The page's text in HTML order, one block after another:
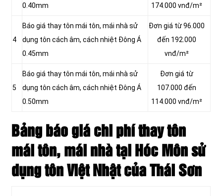
0.40mm
174.000 vnđ/m²
4
Báo giá thay tôn mái tôn, mái nhà sử
dụng tôn cách âm, cách nhiệt Đông Á
0.45mm
Đơn giá từ 96.000
đến 192.000
vnđ/m²
5
Báo giá thay tôn mái tôn, mái nhà sử
dụng tôn cách âm, cách nhiệt Đông Á
0.50mm
Đơn giá từ
107.000 đến
114.000 vnđ/m²
Bảng báo giá chi phí thay tôn
mái tôn, mái nhà tại Hóc Môn sử
dụng tôn Việt Nhật của Thái Sơn